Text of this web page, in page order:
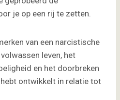
je op een rij te zetten.
van een narcistische
leven, het
en het doorbreken
ontwikkelt in relatie tot